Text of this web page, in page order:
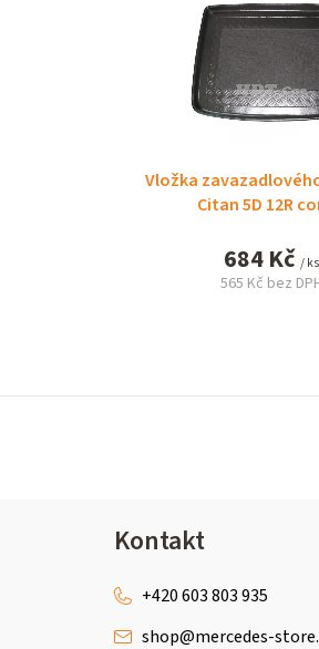
Vložka
Citan 5D 12R
684 Kč / ks
565 Kč bez
Kontakt
shop@mercedes-
+420 603 803 935